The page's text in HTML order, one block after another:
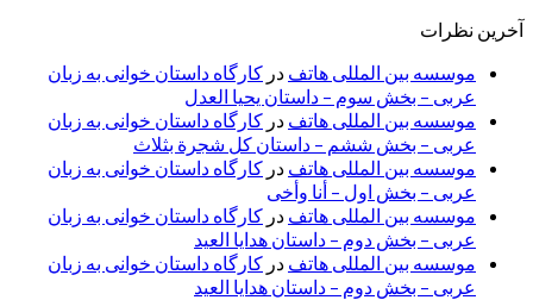
آخرین نظرات
موسسه بین المللی هاتف در کارگاه داستان خوانی به زبان
عربی – بخش سوم – داستان یحیا العدل
موسسه بین المللی هاتف در کارگاه داستان خوانی به زبان
عربی – بخش ششم – داستان کل شجرة بثلاث
موسسه بین المللی هاتف در کارگاه داستان خوانی به زبان
عربی – بخش اول – أنا وأخی
موسسه بین المللی هاتف در کارگاه داستان خوانی به زبان
عربی – بخش دوم – داستان هدایا العید
موسسه بین المللی هاتف در کارگاه داستان خوانی به زبان
عربی – بخش دوم – داستان هدایا العید